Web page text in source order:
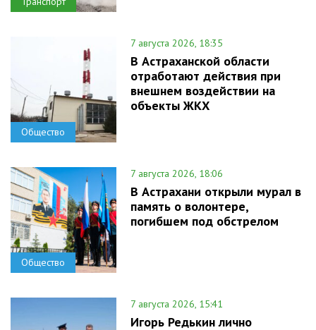
Общество
7 августа 2026, 18:35
В Астраханской области
отработают действия при
внешнем воздействии на
объекты ЖКХ
Общество
7 августа 2026, 18:06
В Астрахани открыли мурал в
память о волонтере,
погибшем под обстрелом
7 августа 2026, 15:41
Игорь Редькин лично